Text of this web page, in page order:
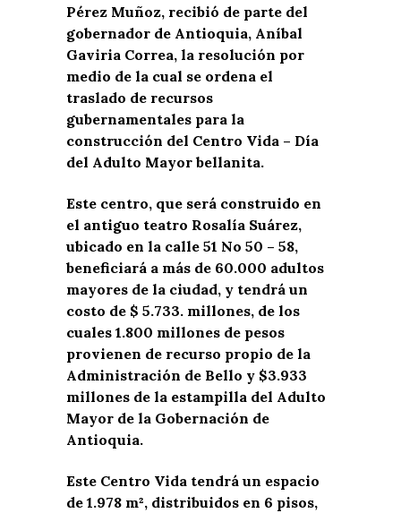
Pérez Muñoz, recibió de parte del
gobernador de Antioquia, Aníbal
Gaviria Correa, la resolución por
medio de la cual se ordena el
traslado de recursos
gubernamentales para la
construcción del Centro Vida – Día
del Adulto Mayor bellanita.
Este centro, que será construido en
el antiguo teatro Rosalía Suárez,
ubicado en la calle 51 No 50 – 58,
beneficiará a más de 60.000 adultos
mayores de la ciudad, y tendrá un
costo de $ 5.733. millones, de los
cuales 1.800 millones de pesos
provienen de recurso propio de la
Administración de Bello y $3.933
millones de la estampilla del Adulto
Mayor de la Gobernación de
Antioquia.
Este Centro Vida tendrá un espacio
de 1.978 m², distribuidos en 6 pisos,